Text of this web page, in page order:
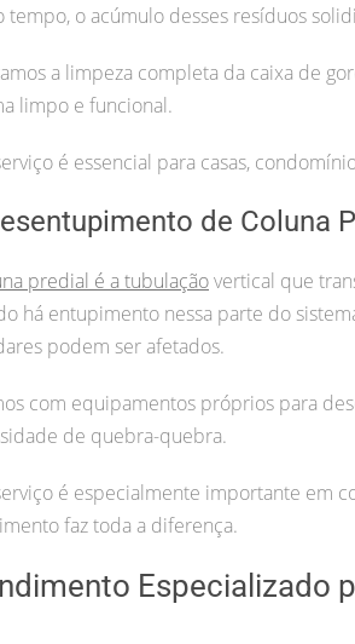
tempo, o acúmulo desses resíduos
a limpeza completa da caixa de
limpo e funcional.
é essencial para casas,
de Coluna
predial é a tubulaçãovertical que
há entupimento nessa parte do
podem ser afetados.
com equipamentos próprios para
de quebra-quebra.
é especialmente importante em
faz toda a diferença.
Especializado